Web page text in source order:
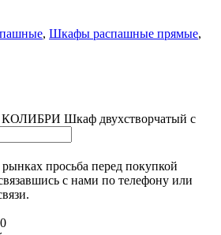
, Шкафы распашные прямые,
КОЛИБРИ Шкаф двухстворчатый с
просьба перед покупкой
с нами по телефону или